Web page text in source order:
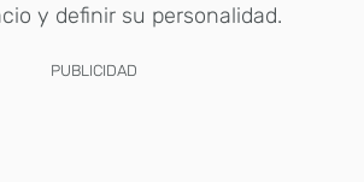
y definir su personalidad.
PUBLICIDAD